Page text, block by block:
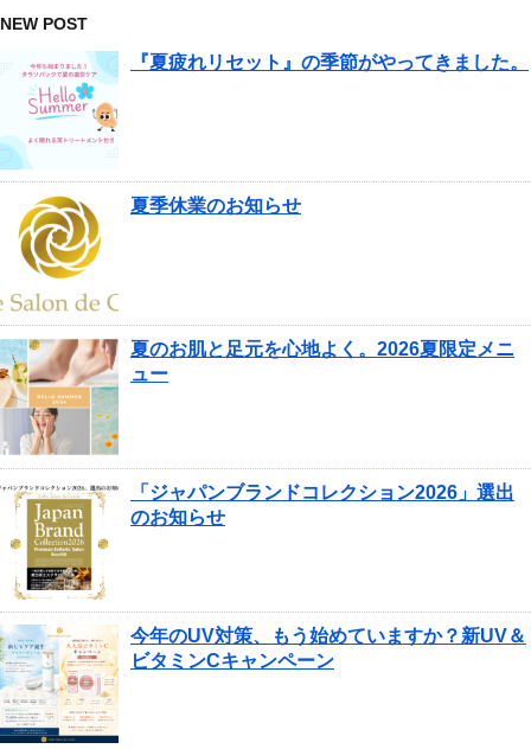
NEW POST
『夏疲れリセット』の季節がやってきました。
夏季休業のお知らせ
夏のお肌と足元を心地よく。2026夏限定メニ
ュー
「ジャパンブランドコレクション2026」選出
のお知らせ
今年のUV対策、もう始めていますか？新UV＆
ビタミンCキャンペーン